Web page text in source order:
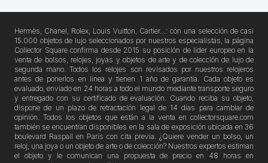
Hermès, Chanel, Rolex, Louis Vuitton, Cartier…: con una selección de casi
15.000 objetos de lujo seleccionados por nuestros especialistas, la página
Collector Square confirma desde 2015 su posición de líder europeo en la
venta de bolsos, relojes, joyas y objetos de arte y de colección de lujo de
segunda mano. Todos los relojes son revisados por nuestros relojeros
antes de ponerlos en línea y tienen 1 año de garantía. Cada objeto es
evaluado, enviado en 24 horas a todo el mundo mediante transporte seguro
y entregado con su certificado de evaluación. Cuando reciba su objeto,
dispone de un plazo de retractación legal de 14 días para cambiar de
opinión. Todos los objetos que están a la venta en collectorsquare.com
también se encuentran disponibles en la sala de exposición ubicada en 36
boulevard Raspail en París con cita previa. ¿Quiere vender un bolso, un
reloj, una joya o un objeto de arte o de colección? Nuestros expertos estiman
el objeto y le comunican una propuesta de precio en 48 horas en